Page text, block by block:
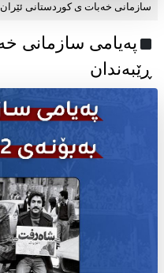
سازمانی خەبات ی کوردستانی ئێران
ڕێبەندان